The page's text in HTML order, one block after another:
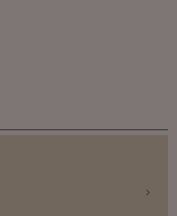
Next